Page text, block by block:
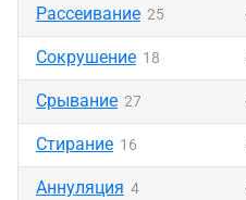
Рассеивание 25
Сокрушение 18
Срывание 27
Стирание 16
Аннуляция 4